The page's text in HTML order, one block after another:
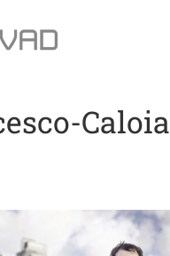
Caloia